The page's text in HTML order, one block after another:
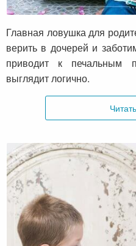
Главная ловушка для
Главная ловушка для
верить в дочерей и
приводит к печальным
выглядит логично.